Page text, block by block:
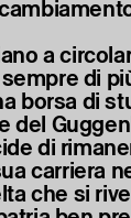
a
di
borsa di
del
di
carriera
che si